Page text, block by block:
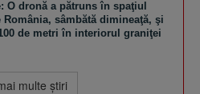
O dronă a pătruns în spaţiul
sâmbătă dimineaţă, şi
de metri în interiorul graniţei
multe ştiri